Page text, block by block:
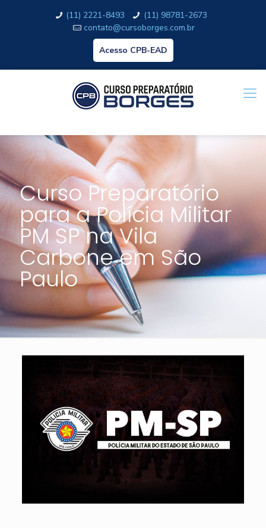
(11) 2221-8493
(11) 98781-2673
contato@cursoborges.com.br
Acesso CPB-EAD
Curso Preparatório
para a Polícia Militar
PM SP na Vila
Carbone em São
Paulo